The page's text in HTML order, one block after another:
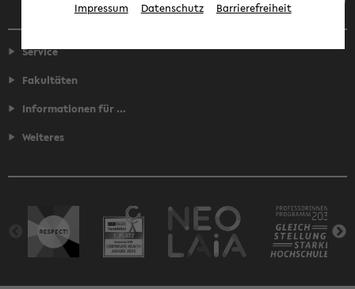
Service
Fakultäten
Informationen für ...
Weiteres
Impressum Datenschutz Barrierefreiheit